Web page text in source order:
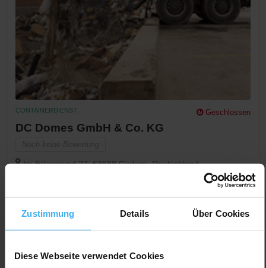
Zustimmung Details Über Cookies
Diese Webseite verwendet Cookies
CONTAINERDIENST Geschlossen
DC Domes GmbH & Co. KG
Im Erlesgrund 27, 63688 Gedern, Deutschland